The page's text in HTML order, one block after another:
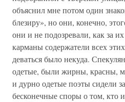
объяснил мне потом один
блезиру», но они, конечно,
они и не подозревали, как за
карманы содержатели всех
деваться было некуда.
одетые, были жирны, красны,
и дурно одетые поэты сидели
бесконечные споры о том, кто